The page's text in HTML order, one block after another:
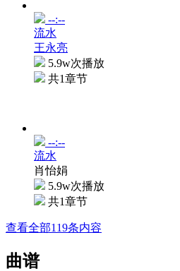
--:--
流水
王永亮
5.9w次播放
共1章节
--:--
流水
肖怡娟
5.9w次播放
共1章节
查看全部119条内容
曲谱